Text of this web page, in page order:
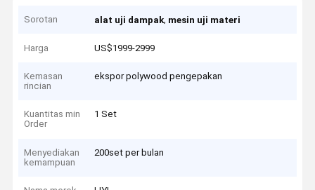
Sorotan alat uji dampak, mesin uji materi
Harga US$1999-2999
Kemasan
rincian
ekspor polywood pengepakan
Kuantitas min
Order
1 Set
Menyediakan
kemampuan
200set per bulan